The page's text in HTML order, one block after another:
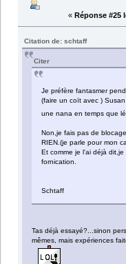
« Réponse #25
Citation de: schtaff
Citer
Je préfère fantasmer
(faire un coït avec )
une nana en temps que
Non,je fais pas de
RIEN.(je parle pour mon
Et comme je l'ai déjà
fornication.
Schtaff
Tas déjà essayé?...sinon
mêmes, mais expériences